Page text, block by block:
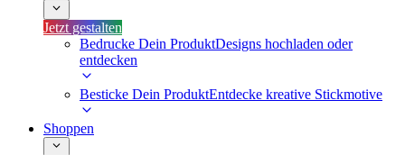
Jetzt gestalten
Bedrucke Dein ProduktDesigns hochladen oder
entdecken
Besticke Dein ProduktEntdecke kreative Stickmotive
Shoppen